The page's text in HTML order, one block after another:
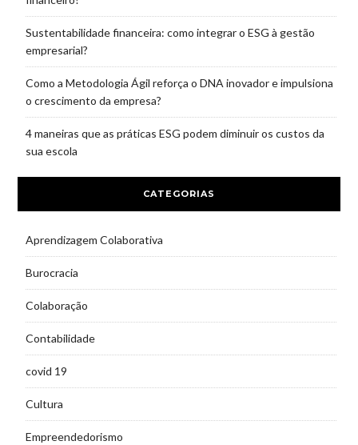
Sustentabilidade financeira: como integrar o ESG à gestão
empresarial?
Como a Metodologia Ágil reforça o DNA inovador e impulsiona
o crescimento da empresa?
4 maneiras que as práticas ESG podem diminuir os custos da
sua escola
CATEGORIAS
Aprendizagem Colaborativa
Burocracia
Colaboração
Contabilidade
covid 19
Cultura
Empreendedorismo